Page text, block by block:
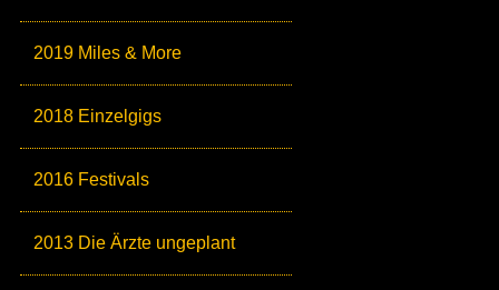
2019 Miles & More
2018 Einzelgigs
2016 Festivals
2013 Die Ärzte ungeplant